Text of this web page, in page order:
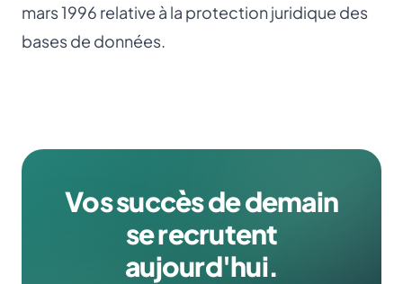
mars 1996 relative à la protection juridique des
bases de données.
Vos succès de demain
se recrutent
aujourd'hui.